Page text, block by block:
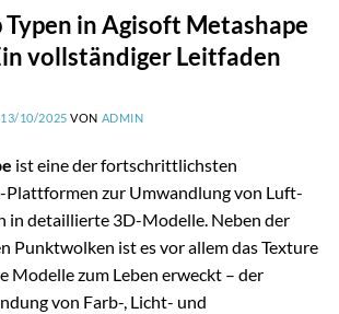
in Agisoft Metashape
vollständiger Leitfaden
13/10/2025 VON ADMIN
ist eine der fortschrittlichsten
zur Umwandlung von Luft-
in detaillierte 3D-Modelle. Neben der
Punktwolken ist es vor allem dasTexture
Modelle zum Leben erweckt – der
von Farb-, Licht- und